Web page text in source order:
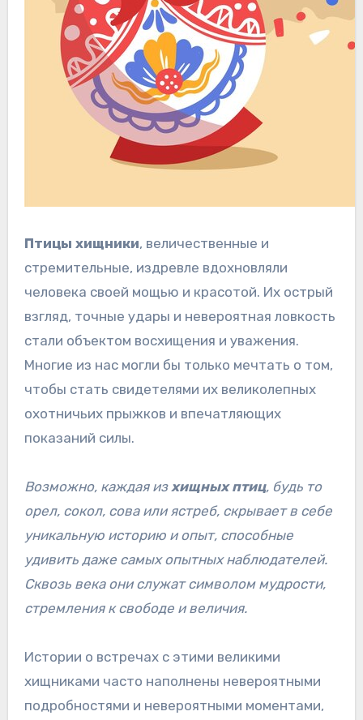
Птицы хищники, величественные и
стремительные, издревле вдохновляли
человека своей мощью и красотой. Их острый
взгляд, точные удары и невероятная ловкость
стали объектом восхищения и уважения.
Многие из нас могли бы только мечтать о том,
чтобы стать свидетелями их великолепных
охотничьих прыжков и впечатляющих
показаний силы.
Возможно, каждая изхищных птиц, будь то
орел, сокол, сова или ястреб, скрывает в себе
уникальную историю и опыт, способные
удивить даже самых опытных наблюдателей.
Сквозь века они служат символом мудрости,
стремления к свободе и величия.
Истории о встречах с этими великими
хищниками часто наполнены невероятными
подробностями и невероятными моментами,